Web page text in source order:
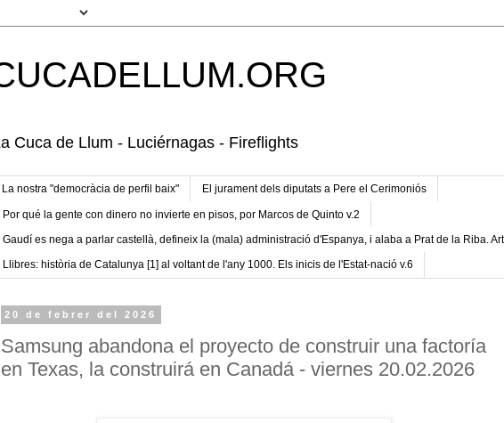
Cuca de Llum - Luciérnagas - Fireflights
La nostra "democràcia de perfil baix" El jurament dels diputats a Pere el Cerimoniós
Por qué la gente con dinero no invierte en pisos, por Marcos de Quinto v.2
Gaudí es nega a parlar castellà, defineix la (mala) administració d'Espanya, i alaba a Prat de la Riba.
Llibres: història de Catalunya [1] al voltant de l'any 1000. Els inicis de l'Estat-nació v.6
20 de febrer del 2026
Samsung abandona el proyecto de construir una factoría
en Texas, la construirá en Canadá - viernes 20.02.2026